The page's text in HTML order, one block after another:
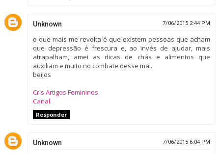
Unknown 7/06/2015 2:44 PM
o que mais me revolta é que existem pessoas que acham
que depressão é frescura e, ao invés de ajudar, mais
atrapalham, amei as dicas de chás e alimentos que
auxiliam e muito no combate desse mal.
beijos
Cris Artigos Femininos
Canal
Responder
Unknown 7/06/2015 6:04 PM